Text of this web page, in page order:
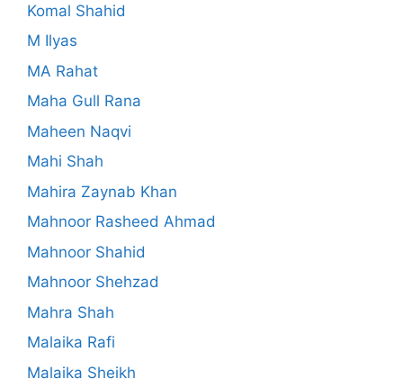
Komal Shahid
M Ilyas
MA Rahat
Maha Gull Rana
Maheen Naqvi
Mahi Shah
Mahira Zaynab Khan
Mahnoor Rasheed Ahmad
Mahnoor Shahid
Mahnoor Shehzad
Mahra Shah
Malaika Rafi
Malaika Sheikh